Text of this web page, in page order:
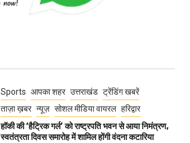
Sports आपका शहर उत्तराखंड ट्रेंडिंग खबरें
ताज़ा ख़बर न्यूज़ सोशल मीडिया वायरल हरिद्वार
हॉकी की ‘हैट्रिक गर्ल’ को राष्ट्रपति भवन से आया निमंत्रण,
स्वतंत्रता दिवस समारोह में शामिल होंगी वंदना कटारिया